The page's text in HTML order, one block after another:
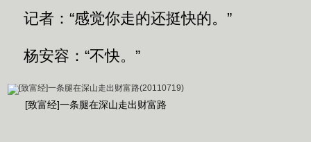
记者：“感觉你走的还挺快的。”
杨安容：“不快。”
[致富经]一条腿在深山走出财富路